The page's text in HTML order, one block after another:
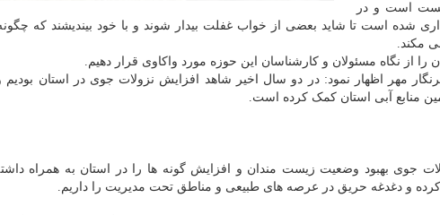
محیط زیست است و در
نامگذاری شده است تا شاید بعضی از خواب غفلت بیدار شوند و با خود بیندیشند که
مکند.
از نگاه مسئولان و کارشناسان این حوزه مورد واکاوی قرار دهیم.
مهر اظهار نمود: در دو سال اخیر شاهد افزایش نزولات جوی در استان بودیم
منابع آبی استان کمک کرده است.
جوی بهبود وضعیت زیست مندان و افزایش گونه ها را در استان به همراه
و دغدغه حریق در عرصه های طبیعی و مناطق تحت مدیریت را داریم.